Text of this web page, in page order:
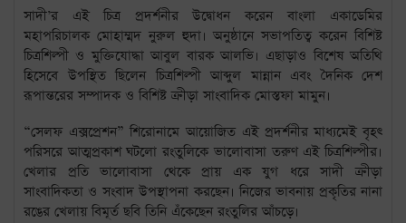
সাদী’র এই চিত্র প্রদর্শনীর উদ্বোধন করেন বাংলা একাডেমির
মহাপরিচালক মোহাম্মদ নুরুল হুদা। অনুষ্ঠানে সভাপতিত্ব করেন বিশিষ্ট
চিত্রশিল্পী ও মুক্তিযোদ্ধা আবুল বারক আলভি। এছাড়াও বিশেষ অতিথি
হিসেবে উপস্থিত ছিলেন চিত্রশিল্পী আব্দুল মান্নান এবং দৈনিক দেশ
রূপান্তরের সম্পাদক ও বিশিষ্ট ক্রীড়া সাংবাদিক মোস্তফা মামুন।
“সেলফ এক্সপ্রেশন” শিরোনামে আয়োজিত এই প্রদর্শনীর মাধ্যমেই বৃহৎ
পরিসরে আত্মপ্রকাশ ঘটলো রংতুলিকে ভালোবাসা তরুণ এই চিত্রশিল্পীর।
খেলার প্রতি ভালোবাসা থেকে প্রায় এক যুগ ধরে সাদী ক্রীড়া
সাংবাদিকতা ও সংবাদ উপস্থাপনা করছেন। নিজের ভাবনায় প্রকৃতির নানা
রঙের খেলায় বিমূর্ত ছবি তিনি এঁকেছেন রংতুলির আঁচড়ে।